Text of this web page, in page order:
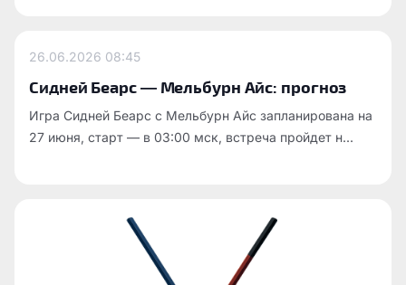
26.06.2026 08:45
Сидней Беарс — Мельбурн Айс: прогноз
Игра Сидней Беарс с Мельбурн Айс запланирована на
27 июня, старт — в 03:00 мск, встреча пройдет н...